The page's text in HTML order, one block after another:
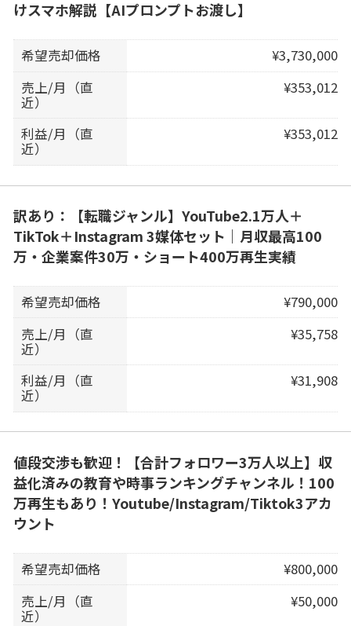
けスマホ解説【AIプロンプトお渡し】
希望売却価格
¥3,730,000
売上/月（直
近）
¥353,012
利益/月（直
近）
¥353,012
訳あり：【転職ジャンル】YouTube2.1万人＋
TikTok＋Instagram 3媒体セット｜月収最高100
万・企業案件30万・ショート400万再生実績
希望売却価格
¥790,000
売上/月（直
近）
¥35,758
利益/月（直
近）
¥31,908
値段交渉も歓迎！【合計フォロワー3万人以上】収
益化済みの教育や時事ランキングチャンネル！100
万再生もあり！Youtube/Instagram/Tiktok3アカ
ウント
希望売却価格
¥800,000
売上/月（直
近）
¥50,000